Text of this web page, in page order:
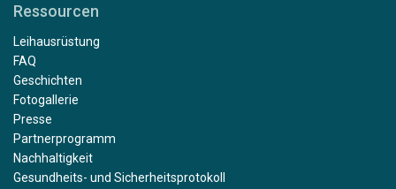
Ressourcen
Leihausrüstung
FAQ
Geschichten
Fotogallerie
Presse
Partnerprogramm
Nachhaltigkeit
Gesundheits- und Sicherheitsprotokoll